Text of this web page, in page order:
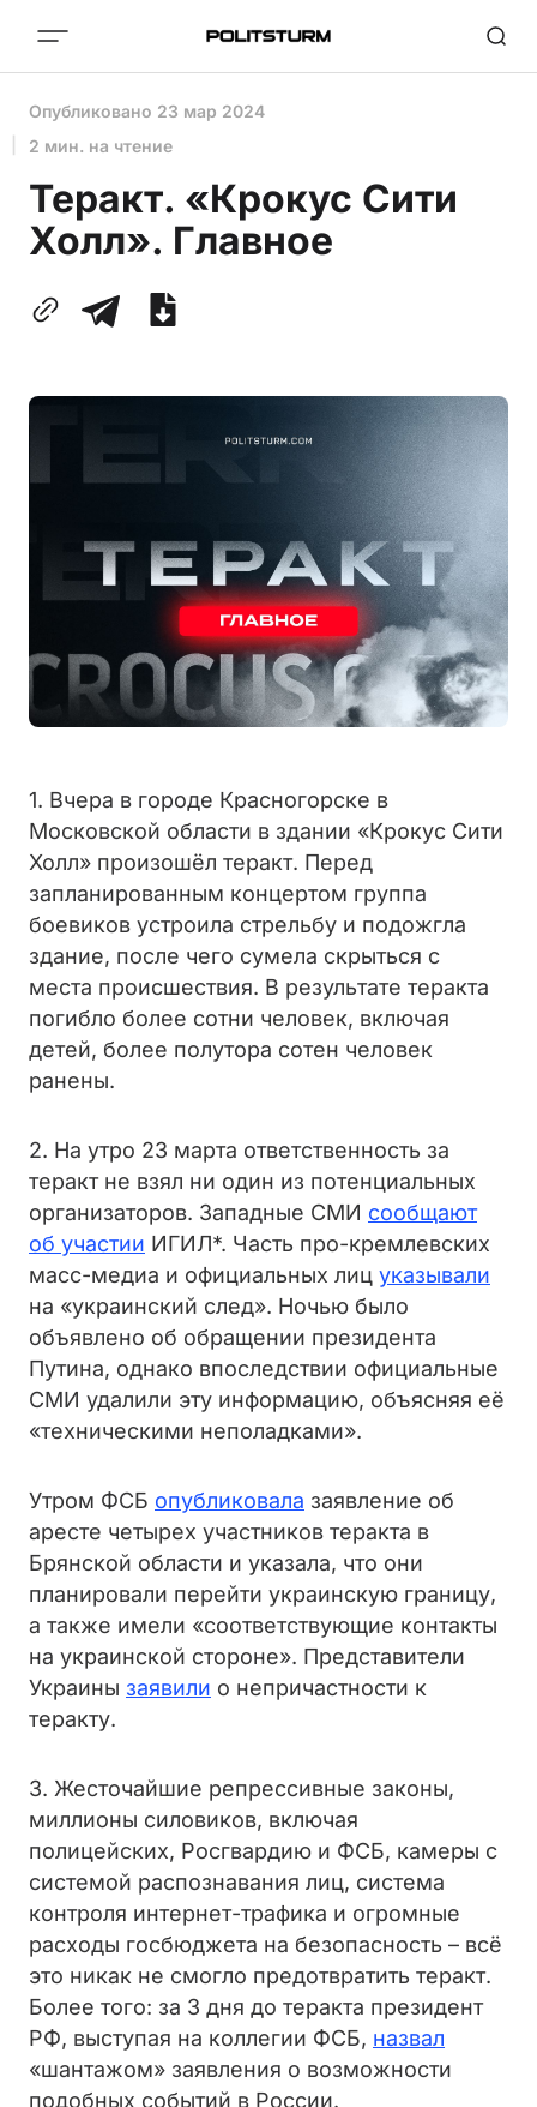
Опубликовано 23 мар 2024
2 мин. на чтение
Теракт. «Крокус Сити
Холл». Главное
1. Вчера в городе Красногорске в
Московской области в здании «Крокус Сити
Холл» произошёл теракт. Перед
запланированным концертом группа
боевиков устроила стрельбу и подожгла
здание, после чего сумела скрыться с
места происшествия. В результате теракта
погибло более сотни человек, включая
детей, более полутора сотен человек
ранены.
2. На утро 23 марта ответственность за
теракт не взял ни один из потенциальных
организаторов. Западные СМИ сообщают
об участии ИГИЛ*. Часть про-кремлевских
масс-медиа и официальных лиц указывали
на «украинский след». Ночью было
объявлено об обращении президента
Путина, однако впоследствии официальные
СМИ удалили эту информацию, объясняя её
«техническими неполадками».
Утром ФСБ опубликовала заявление об
аресте четырех участников теракта в
Брянской области и указала, что они
планировали перейти украинскую границу,
а также имели «соответствующие контакты
на украинской стороне». Представители
Украины заявили о непричастности к
теракту.
3. Жесточайшие репрессивные законы,
миллионы силовиков, включая
полицейских, Росгвардию и ФСБ, камеры с
системой распознавания лиц, система
контроля интернет-трафика и огромные
расходы госбюджета на безопасность – всё
это никак не смогло предотвратить теракт.
Более того: за 3 дня до теракта президент
РФ, выступая на коллегии ФСБ, назвал
«шантажом» заявления о возможности
подобных событий в России.